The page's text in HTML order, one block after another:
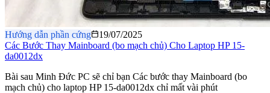
Hướng dẫn phần cứng
19/07/2025
Các Bước Thay Mainboard (bo mạch chủ) Cho Laptop HP 15-
da0012dx
Bài sau Minh Đức PC sẽ chỉ bạn Các bước thay Mainboard (bo
mạch chủ) cho laptop HP 15-da0012dx chỉ mất vài phút